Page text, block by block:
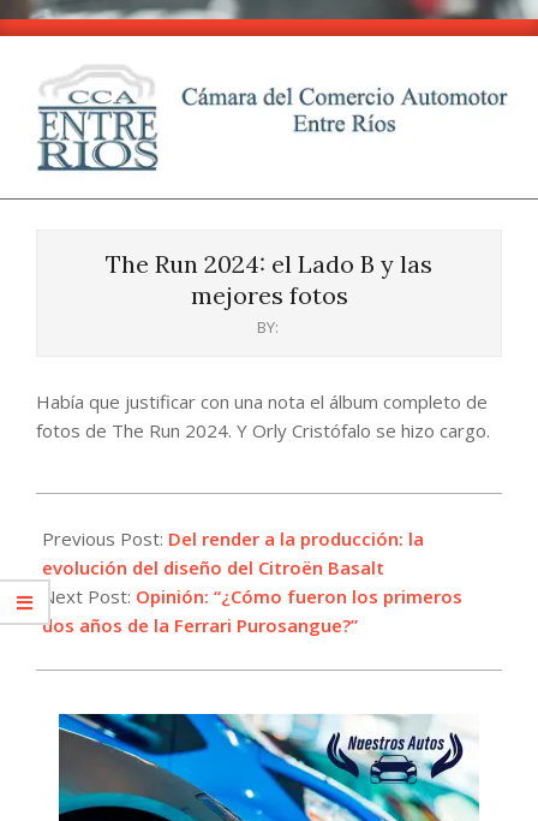
Skip
content
CCA
The Run 2024: el Lado B y las
mejores fotos
BY:
Había que justificar con una nota el álbum completo de
fotos de The Run 2024. Y Orly Cristófalo se hizo cargo.
10-
10
Previous Post: Del render a la producción: la
evolución del diseño del Citroën Basalt
Next Post: Opinión: “¿Cómo fueron los primeros
dos años de la Ferrari Purosangue?”